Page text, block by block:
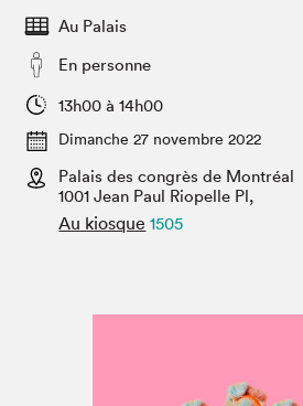
Espace exposant⋅e⋅s
Espace enseignant·e·s
Espace médias
SLM PRO
Salon dans la ville et en ligne
Projets partenaires
Au Palais
En personne
13h00 à 14h00
Dimanche 27 novembre 2022
Palais des congrès de Montréal
1001 Jean Paul Riopelle Pl,
Au kiosque 1505